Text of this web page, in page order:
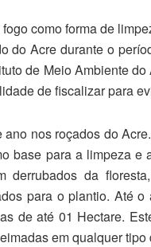
como forma de
do Acre durante o
de Meio Ambiente
de fiscalizar para
nos roçados do
base para a limpeza e
da
para o plantio. Até
de até 01 Hectare.
em qualquer tipo